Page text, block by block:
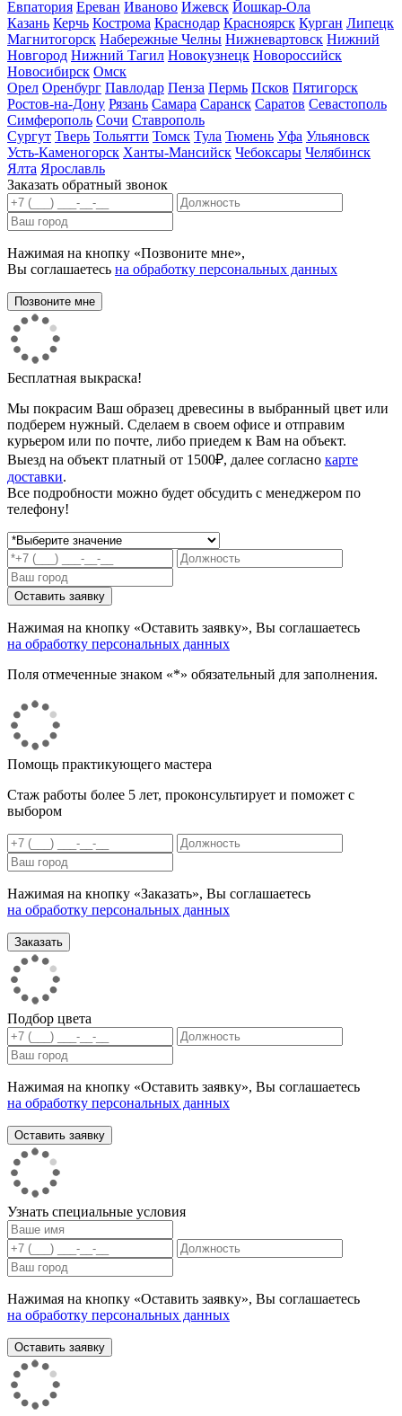
Евпатория Ереван Иваново Ижевск Йошкар-Ола
Казань Керчь Кострома Краснодар Красноярск Курган Липецк
Магнитогорск Набережные Челны Нижневартовск Нижний
Новгород Нижний Тагил Новокузнецк Новороссийск
Новосибирск Омск
Орел Оренбург Павлодар Пенза Пермь Псков Пятигорск
Ростов-на-Дону Рязань Самара Саранск Саратов Севастополь
Симферополь Сочи Ставрополь
Сургут Тверь Тольятти Томск Тула Тюмень Уфа Ульяновск
Усть-Каменогорск Ханты-Мансийск Чебоксары Челябинск
Ялта Ярославль
Заказать обратный звонок
Нажимая на кнопку «Позвоните мне»,
Вы соглашаетесь на обработку персональных данных
Бесплатная выкраска!
Мы покрасим Ваш образец древесины в выбранный цвет или
подберем нужный. Сделаем в своем офисе и отправим
курьером или по почте, либо приедем к Вам на объект.
Выезд на объект платный от 1500₽, далее согласно карте
доставки.
Все подробности можно будет обсудить с менеджером по
телефону!
Нажимая на кнопку «Оставить заявку», Вы соглашаетесь
на обработку персональных данных
Поля отмеченные знаком «*» обязательный для заполнения.
Помощь практикующего мастера
Стаж работы более 5 лет, проконсультирует и поможет с
выбором
Нажимая на кнопку «Заказать», Вы соглашаетесь
на обработку персональных данных
Подбор цвета
Нажимая на кнопку «Оставить заявку», Вы соглашаетесь
на обработку персональных данных
Узнать специальные условия
Нажимая на кнопку «Оставить заявку», Вы соглашаетесь
на обработку персональных данных